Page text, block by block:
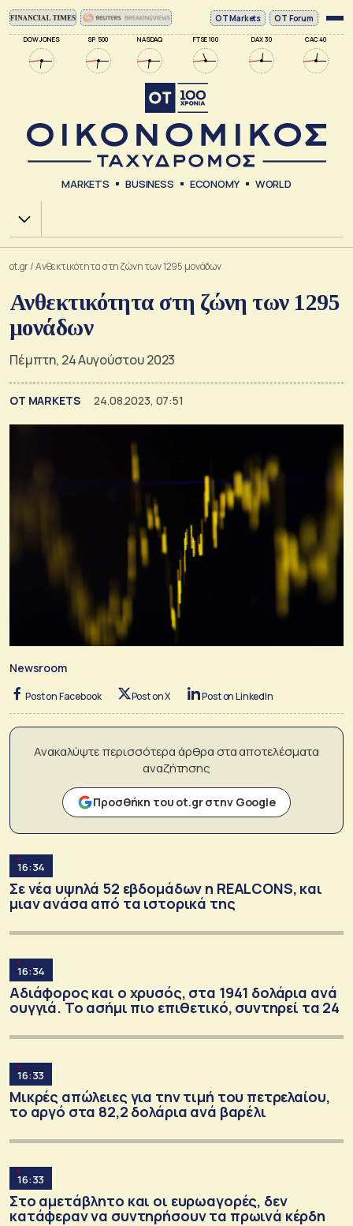
DOW JONES SP 500 NASDAQ FTSE 100 DAX 30 CAC 40
ΟΤ Markets OT Forum
MARKETS BUSINESS ECONOMY WORLD
Χ.Α.
ot.gr/Ανθεκτικότητα στη ζώνη των 1295 μονάδων
Ανθεκτικότητα στη ζώνη των 1295
μονάδων
Πέμπτη, 24 Αυγούστου 2023
ΟΤ MARKETS 24.08.2023, 07:51
Newsroom
Post on Facebook Post on X Post on LinkedIn
Ανακαλύψτε περισσότερα άρθρα στα αποτελέσματα
αναζήτησης
Προσθήκη του ot.gr στην Google
16:34
Σε νέα υψηλά 52 εβδομάδων η REALCONS, και
μιαν ανάσα από τα ιστορικά της
16:34
Αδιάφορος και ο χρυσός, στα 1941 δολάρια ανά
ουγγιά. Το ασήμι πιο επιθετικό, συντηρεί τα 24
16:33
Μικρές απώλειες για την τιμή του πετρελαίου,
το αργό στα 82,2 δολάρια ανά βαρέλι
16:33
Στο αμετάβλητο και οι ευρωαγορές, δεν
κατάφεραν να συντηρήσουν τα πρωινά κέρδη